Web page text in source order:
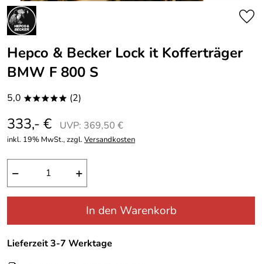
Hepco & Becker Lock it Kofferträger
BMW F 800 S
5,0 ***** (2)
333,- € UVP: 369,50 €
inkl. 19% MwSt., zzgl.Versandkosten
− +
In den Warenkorb
Lieferzeit 3-7 Werktage